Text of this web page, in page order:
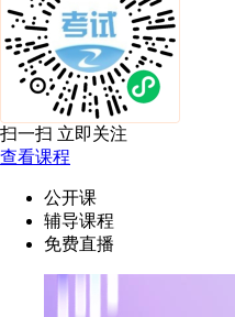
扫一扫 立即关注
查看课程
公开课
辅导课程
免费直播